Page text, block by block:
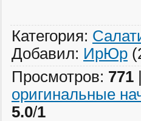
Категория:
Добавил: ИрЮр
Просмотров: 771
оригинальные
5.0/1